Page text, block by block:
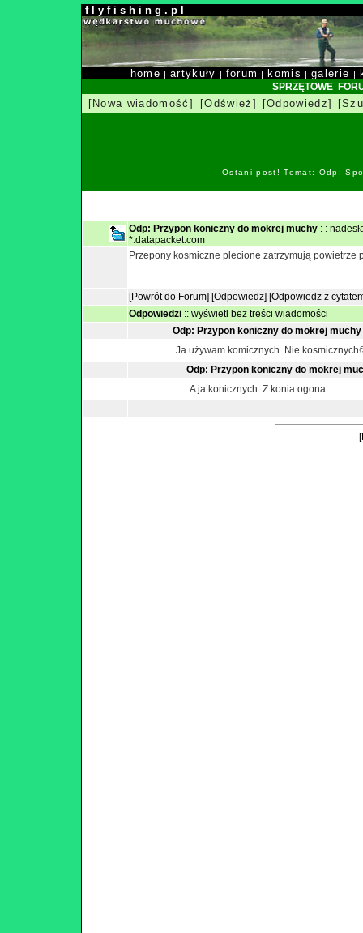
f l y f i s h i n g . p l
home |artykuły | forum | komis |galerie |
SPRZĘTOWE
[Nowa wiadomość] [Odśwież] [Odpowiedz]
Ostani post! Temat: Odp:
Odp: Przypon koniczny do mokrej muchy : :
*.datapacket.com
Przepony kosmiczne plecione zatrzymują powietrze
[Powrót do Forum] [Odpowiedz] [Odpowiedz z
Odpowiedzi :: wyświetl bez treści wiadomości
Odp: Przypon koniczny do mokrej muchy
Ja używam komicznych. Nie
Odp: Przypon koniczny do mokrej
A ja konicznych. Z konia ogona.